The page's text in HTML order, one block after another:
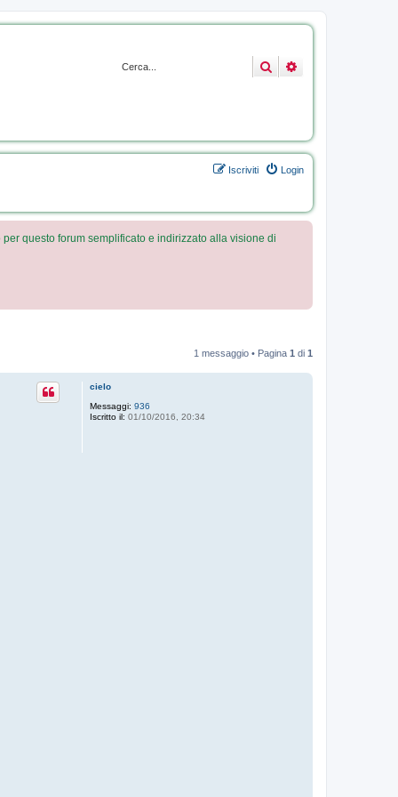
Cerca
Login
Iscriviti
questo forum semplificato e indirizzato alla visione di
1 messaggio • Pagina 1 di 1
cielo
Messaggi: 936
Iscritto il: 01/10/2016, 20:34